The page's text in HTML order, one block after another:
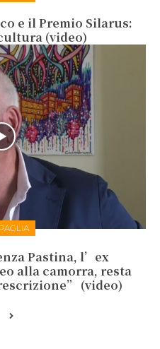
e il Premio Silarus:
(video)
Pastina, l’ex
alla camorra, resta
(video)